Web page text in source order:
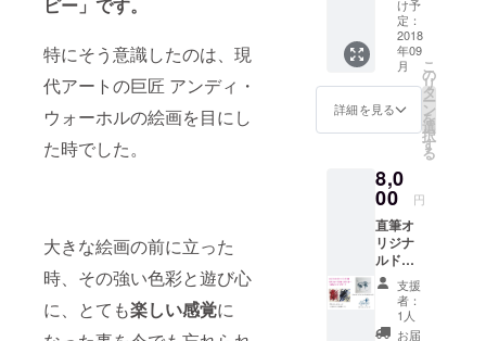
特にそう意識したのは、現
代アートの巨匠 アンディ・
ウォーホルの絵画を目にし
た時でした。
大きな絵画の前に立った
時、その強い色彩と遊び心
に、とても楽しい感覚に
レポー
トメー
ル(写真
男性Sサ
イズ) +
ポスト
カード
(大)1枚
(直筆サ
イン&お
礼メッ
入) + 心
を込め
たお礼
メッ
セージ
カード
+ ス
テッ
カー1枚
+ 現場
け予
定：
2018
年09
月
詳細を見る
こ
の
リ
タ
ー
ン
を
選
択
す
る
8,0
00 円
直筆オ
リジナ
ルド
ローイ
ング1枚
(A5サイ
ズ/直筆
支援
者：
1人
お届